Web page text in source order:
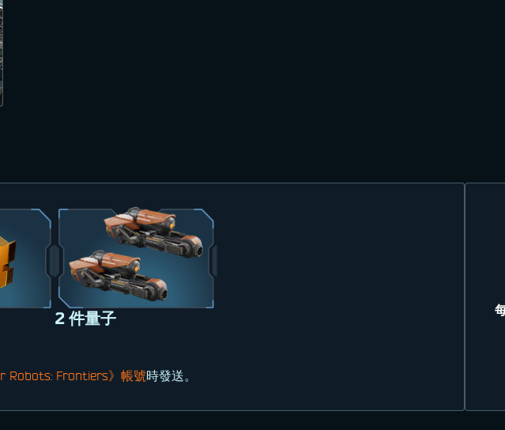
2 件量子
Robots: Frontiers》帳號時發送。